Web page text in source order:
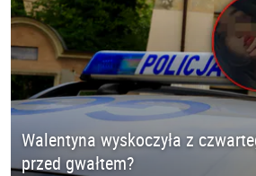
Walentyna wyskoczyła z
przed gwałtem?